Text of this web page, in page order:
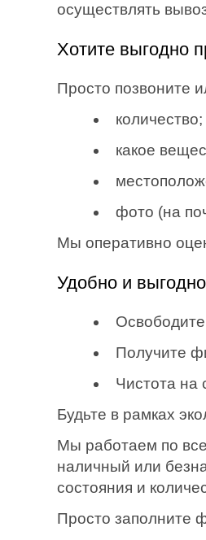
осуществлять
Хотите выгодно
Просто позвоните
количество;
какое
фото (на
Мы оперативно
Удобно и
Получите
Чистота на
Будьте в рамках
Мы работаем по
наличный или
состояния и
Просто заполните